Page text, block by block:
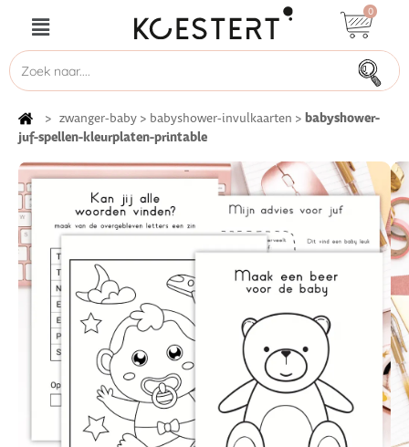
0
> zwanger-baby > babyshower-invulkaarten > babyshower-
juf-spellen-kleurplaten-printable